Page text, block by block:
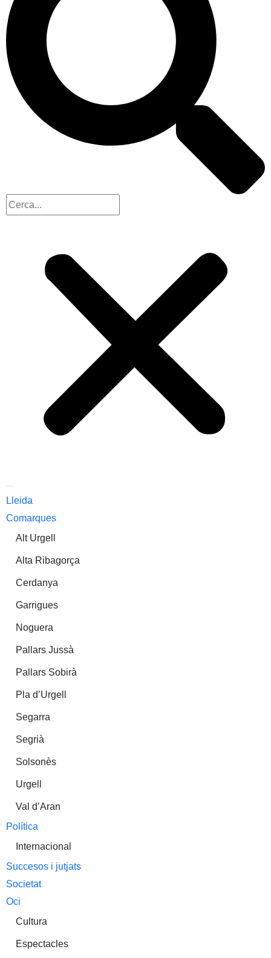
Lleida
Comarques
Alt Urgell
Alta Ribagorça
Cerdanya
Garrigues
Noguera
Pallars Jussà
Pallars Sobirà
Pla d’Urgell
Segarra
Segrià
Solsonès
Urgell
Val d’Aran
Política
Internacional
Succesos i jutjats
Societat
Oci
Cultura
Espectacles